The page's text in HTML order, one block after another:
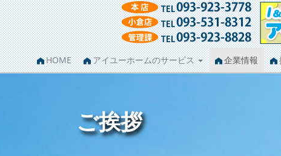
HOME アイユーホームのサービス 企業情報
ご挨拶